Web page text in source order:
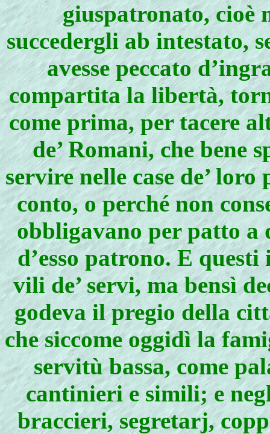
giuspatronato, cioè
succedergli ab intestato,
avesse peccato
compartita la libertà,
come prima, per tacere
de’ Romani, che bene
servire nelle case de’
conto, o perché non
obbligavano per patto a
d’esso patrono. E
vili de’ servi, ma bensì
godeva il pregio della
che siccome oggidì la
servitù bassa, come
cantinieri e simili; e
braccieri, segretarj,